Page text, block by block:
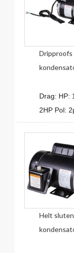
Dripproofs
Drag: HP:
2HP Pol:
Helt